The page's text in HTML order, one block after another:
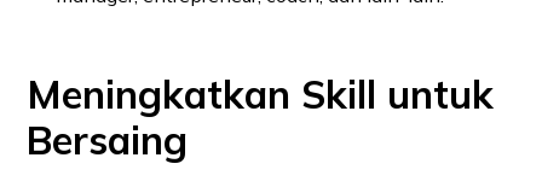
Meningkatkan Skill untuk
Bersaing